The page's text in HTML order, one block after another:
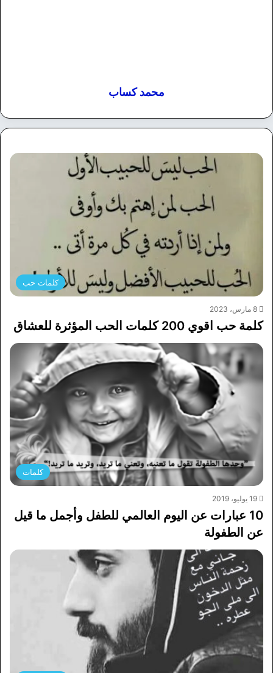
محمد كساب
كلمات حب
8 مارس، 2023
كلمة حب اقوي 200 كلمات الحب المؤثرة للعشاق
كلمات
19 يوليو، 2019
10 عبارات عن اليوم العالمي للطفل وأجمل ما قيل
عن الطفولة